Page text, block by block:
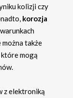
kolizji czy
korozja
także
które mogą
z elektroniką